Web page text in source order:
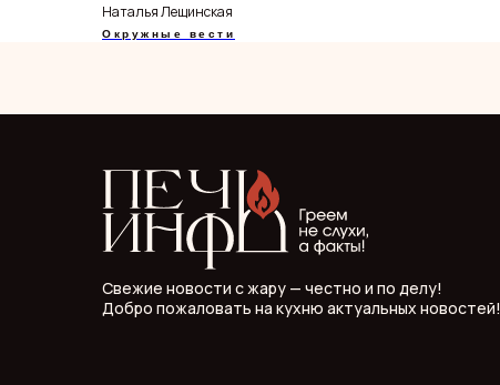
Наталья Лещинская
Окружные вести
Свежие новости с жару — честно и по делу!
Добро пожаловать на кухню актуальных новостей!